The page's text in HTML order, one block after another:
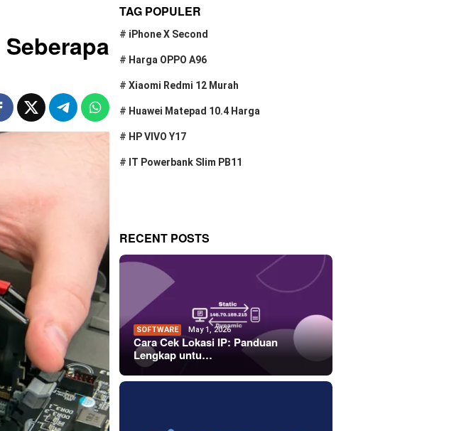
TAG POPULER
# iPhone X Second
# Harga OPPO A96
#Xiaomi Redmi 12 Murah
# Huawei Matepad 10.4 Harga
# HP VIVO Y17
# IT Powerbank Slim PB11
RECENT POSTS
SOFTWARE May 1, 2026
Cara Cek Lokasi IP: Panduan
Lengkap untu…